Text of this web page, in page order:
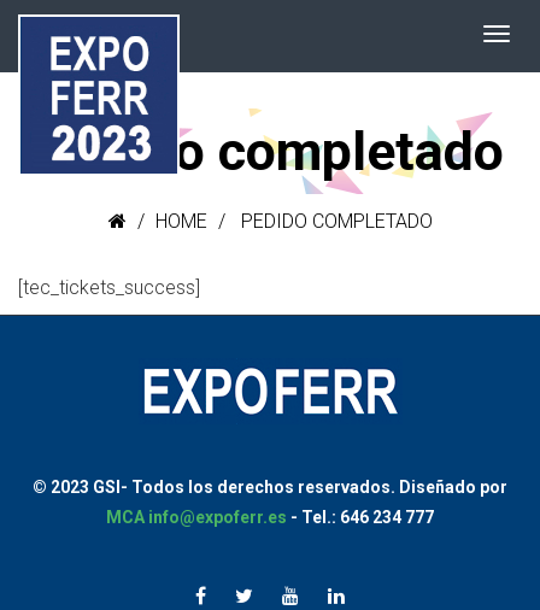
Pedido completado
HOME PEDIDO COMPLETADO
[tec_tickets_success]
© 2023 GSI- Todos los derechos reservados. Diseñado por
MCA info@expoferr.es - Tel.: 646 234 777